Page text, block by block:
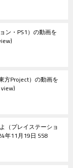
ン・PS1）の動画を
方Project）の動画を
（プレイステーショ
年11月19日 558